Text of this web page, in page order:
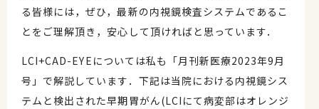
る皆様には，ぜひ，最新の内視鏡検査システムであるこ
とをご理解頂き，安心して頂ければと思っています．
LCI+CAD-EYEについては私も「月刊新医療2023年9月
号」で解説しています．下記は当院における内視鏡シス
テムと検出された早期胃がん(LCIにて病変部はオレンジ